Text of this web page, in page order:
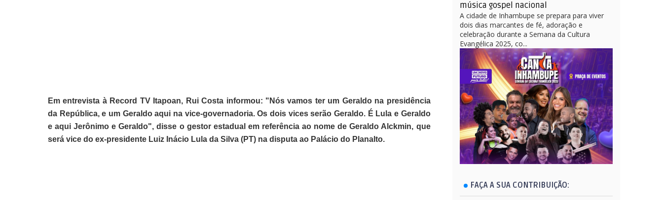
Em entrevista à Record TV Itapoan, Rui Costa informou: "Nós vamos ter um Geraldo na presidência
da República, e um Geraldo aqui na vice-governadoria. Os dois vices serão Geraldo. É Lula e Geraldo
e aqui Jerônimo e Geraldo", disse o gestor estadual em referência ao nome de Geraldo Alckmin, que
será vice do ex-presidente Luiz Inácio Lula da Silva (PT) na disputa ao Palácio do Planalto.
música gospel nacional
A cidade de Inhambupe se prepara para viver
dois dias marcantes de fé, adoração e
celebração durante a Semana da Cultura
Evangélica 2025, co...
FAÇA A SUA CONTRIBUIÇÃO: